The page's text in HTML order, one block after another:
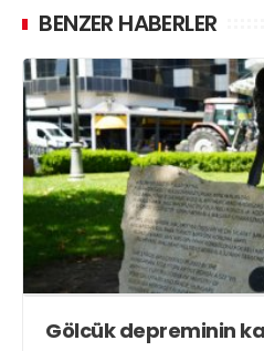
BENZER HABERLER
Gölcük depreminin